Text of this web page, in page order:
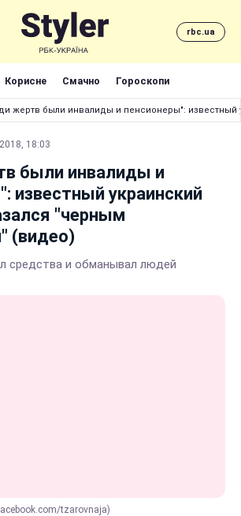
rbc.ua
Корисне Смачно Гороскопи
жертв были инвалиды и пенсионеры": известный
18:03
были инвалиды и
известный украинский
"черным
(видео)
средства и обманывал людей
tzarovnaja)